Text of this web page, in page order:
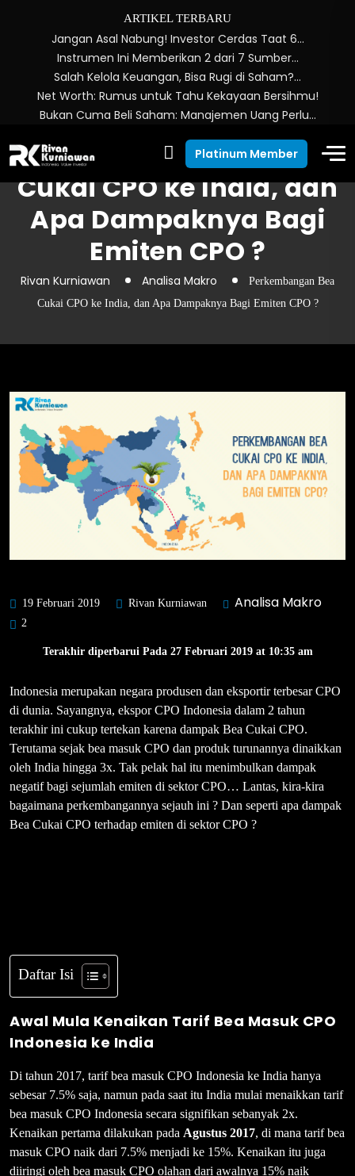
ARTIKEL TERBARU
Jangan Asal Nabung! Investor Cerdas Taat 6…
Instrumen Ini Memberikan 2 dari 7 Sumber…
Salah Kelola Keuangan, Bisa Rugi di Saham?…
Net Worth: Rumus untuk Tahu Kekayaan Bersihmu!
Bukan Cuma Beli Saham: Manajemen Uang Perlu…
Platinum Member
Perkembangan Bea
Cukai CPO ke India, dan
Apa Dampaknya Bagi
Emiten CPO ?
Rivan Kurniawan Analisa Makro
Perkembangan Bea
Cukai CPO ke India, dan Apa Dampaknya Bagi Emiten CPO ?
19 Februari 2019 Rivan Kurniawan Analisa Makro
2
Terakhir diperbarui Pada 27 Februari 2019 at 10:35 am
Indonesia merupakan negara produsen dan eksportir terbesar CPO
di dunia. Sayangnya, ekspor CPO Indonesia dalam 2 tahun
terakhir ini cukup tertekan karena dampak Bea Cukai CPO.
Terutama sejak bea masuk CPO dan produk turunannya dinaikkan
oleh India hingga 3x. Tak pelak hal itu menimbulkan dampak
negatif bagi sejumlah emiten di sektor CPO… Lantas, kira-kira
bagaimana perkembangannya sejauh ini ? Dan seperti apa dampak
Bea Cukai CPO terhadap emiten di sektor CPO ?
Daftar Isi
Awal Mula Kenaikan Tarif Bea Masuk CPO
Indonesia ke India
Di tahun 2017, tarif bea masuk CPO Indonesia ke India hanya
sebesar 7.5% saja, namun pada saat itu India mulai menaikkan tarif
bea masuk CPO Indonesia secara signifikan sebanyak 2x.
Kenaikan pertama dilakukan pada Agustus 2017, di mana tarif bea
masuk CPO naik dari 7.5% menjadi ke 15%. Kenaikan itu juga
diiringi oleh bea masuk CPO olahan dari awalnya 15% naik